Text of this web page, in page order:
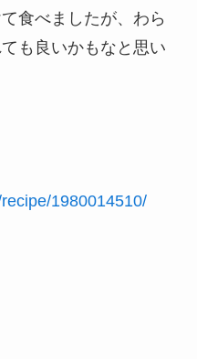
食べましたが、わら
も良いかもなと思い
1980014510/